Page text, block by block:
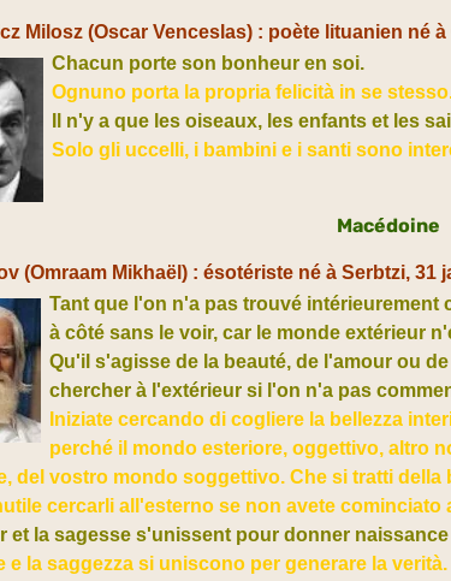
Milosz (Oscar Venceslas) : poète lituanien né à
Chacun porte son bonheur en soi.
Ognuno porta la propria felicità in se
Il n'y a que les oiseaux, les enfants et les
Solo gli uccelli, i bambini e i santi sono
Macédoine
(Omraam Mikhaël) : ésotériste né àSerbtzi,31
Tant que l'on n'a pas trouvé
à côté sans le voir, car le monde extérieur
Qu'il s'agisse de la beauté, de l'amour ou
chercher à l'extérieur si l'on n'a pas
Iniziate cercando di cogliere la bellezza
perché il mondo esteriore, oggettivo, altro
del vostro mondo soggettivo. Che si tratti della
cercarli all'esterno se non avete cominciato
et la sagesse s'unissent pour donner naissance
e la saggezza si uniscono per generare la verità.